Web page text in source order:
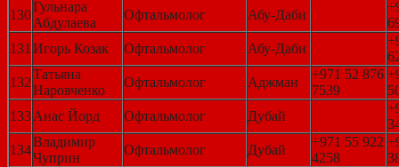
130
Гульнара
Абдулаева
Офтальмолог Абу-Даби
131 Игорь Козак Офтальмолог Абу-Даби
132
Татьяна
Наровченко
Офтальмолог Аджман
+971 52 876
7539
133Анас Йорд Офтальмолог Дубай
134
Владимир
Чуприн
Офтальмолог Дубай
+971 55 922
4258